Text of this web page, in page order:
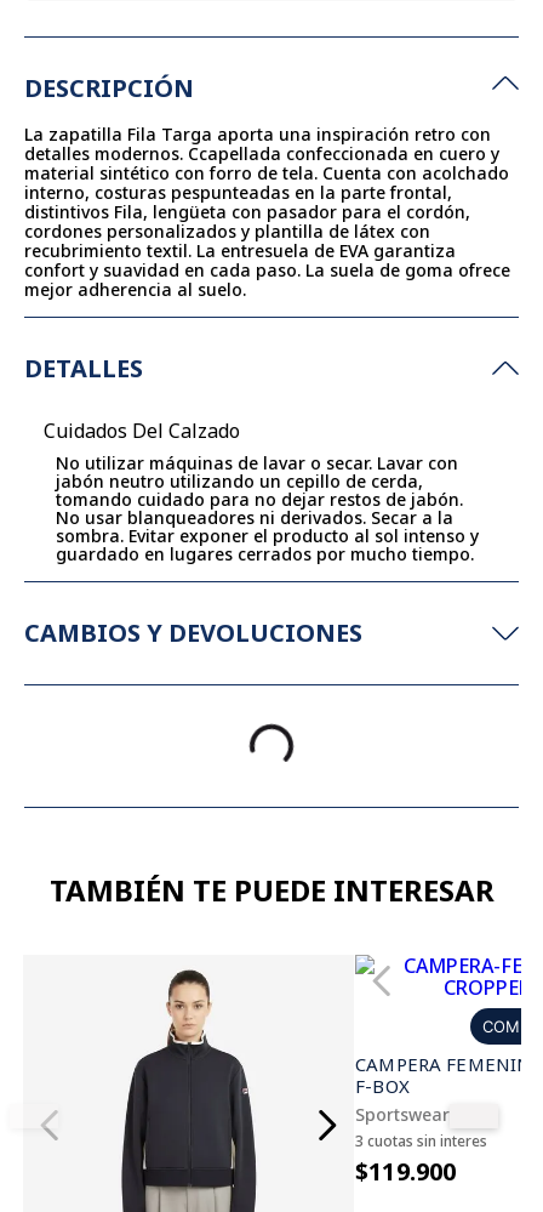
DESCRIPCIÓN
La zapatilla Fila Targa aporta una inspiración retro con
detalles modernos. Ccapellada confeccionada en cuero y
material sintético con forro de tela. Cuenta con acolchado
interno, costuras pespunteadas en la parte frontal,
distintivos Fila, lengüeta con pasador para el cordón,
cordones personalizados y plantilla de látex con
recubrimiento textil. La entresuela de EVA garantiza
confort y suavidad en cada paso. La suela de goma ofrece
mejor adherencia al suelo.
DETALLES
Cuidados Del Calzado
No utilizar máquinas de lavar o secar. Lavar con
jabón neutro utilizando un cepillo de cerda,
tomando cuidado para no dejar restos de jabón.
No usar blanqueadores ni derivados. Secar a la
sombra. Evitar exponer el producto al sol intenso y
guardado en lugares cerrados por mucho tiempo.
CAMBIOS Y DEVOLUCIONES
TAMBIÉN TE PUEDE INTERESAR
CAMPERA
F-BOX
Sportswear
3 cuotas sin interes
$119.900